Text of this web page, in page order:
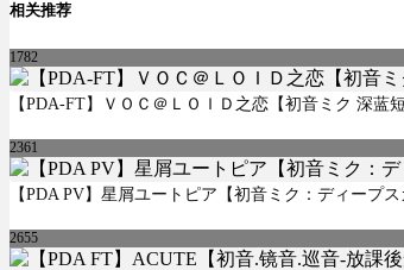
相关推荐
1782
【PDA-FT】ＶＯＣ＠ＬＯＩＤ之恋【初音ミク 深蓝
2361
【PDA PV】星屑ユートピア【初音ミク：ディープス
2655